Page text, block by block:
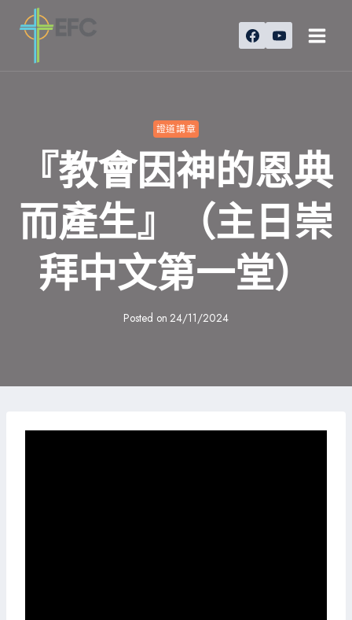
證道講章
『教會因神的恩典
而產生』（主日崇
拜中文第一堂）
Posted on 24/11/2024